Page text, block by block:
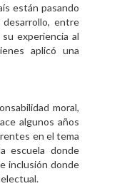
están pasando
entre
experiencia al
aplicó una
moral,
algunos años
en el tema
escuela donde
inclusión donde